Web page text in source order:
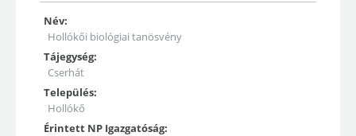
Név:
Hollókői biológiai tanösvény
Tájegység:
Cserhát
Település:
Hollókő
Érintett NP Igazgatóság: